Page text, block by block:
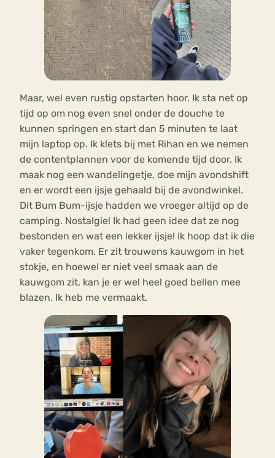
Maar, wel even rustig opstarten hoor. Ik sta net op
tijd op om nog even snel onder de douche te
kunnen springen en start dan 5 minuten te laat
mijn laptop op. Ik klets bij met Rihan en we nemen
de contentplannen voor de komende tijd door. Ik
maak nog een wandelingetje, doe mijn avondshift
en er wordt een ijsje gehaald bij de avondwinkel.
Dit Bum Bum-ijsje hadden we vroeger altijd op de
camping. Nostalgie! Ik had geen idee dat ze nog
bestonden en wat een lekker ijsje! Ik hoop dat ik die
vaker tegenkom. Er zit trouwens kauwgom in het
stokje, en hoewel er niet veel smaak aan de
kauwgom zit, kan je er wel heel goed bellen mee
blazen. Ik heb me vermaakt.